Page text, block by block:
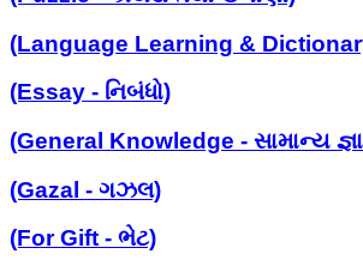
(Language Learning &
(Essay - નિબંધો)
(General Knowledge - સામાન્ય
(Gazal - ગઝલ)
(For Gift - ભેટ)